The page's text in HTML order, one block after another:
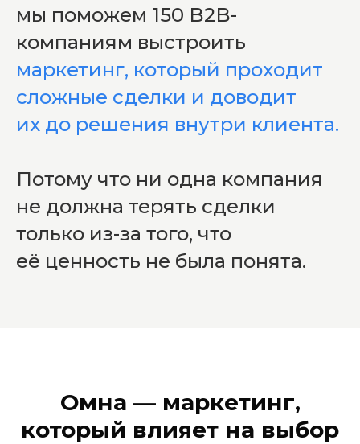
мы поможем 150 B2B-
компаниям выстроить
маркетинг, который проходит
сложные сделки и доводит
их до решения внутри клиента.
Потому что ни одна компания
не должна терять сделки
только из-за того, что
её ценность не была понята.
Омна — маркетинг,
который влияет на выбор